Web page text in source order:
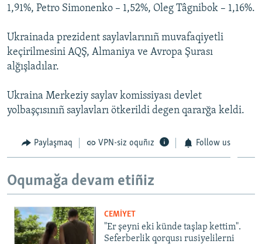
RFE/RS bütün saytları
1,91%, Petro Simonenko – 1,52%, Oleg Tâgnibok – 1,16%.
Ukrainada prezident saylavlarınıñ muvafaqiyetli
keçirilmesini AQŞ, Almaniya ve Avropa Şurası
alğışladılar.
Ukraina Merkeziy saylav komissiyası devlet
yolbaşçısınıñ saylavları ötkerildi degen qararğa keldi.
Paylaşmaq VPN-siz oquñız Follow us
Oqumağa devam etiñiz
CEMİYET
"Er şeyni eki künde taşlap kettim".
Seferberlik qorqusı rusiyelilerni